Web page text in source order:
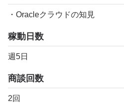
・Oracleクラウドの知見
稼動日数
週5日
商談回数
2回